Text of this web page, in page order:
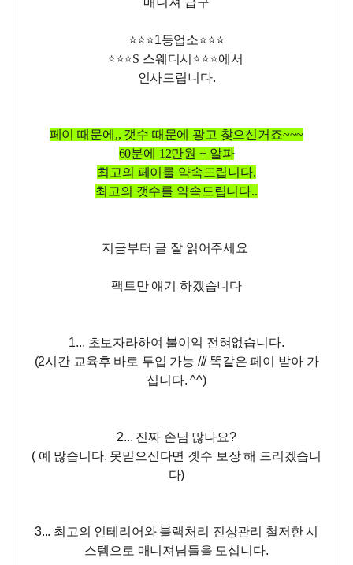
⭐️⭐️⭐️1등업소⭐️⭐️⭐️
⭐️⭐️⭐️S 스웨디시 ⭐️⭐️⭐️에서
인사드립니다.
페이 때문에,, 갯수 때문에 광고 찾으신거죠~~~
60분에 12만원 + 알파
최고의 페이를 약속드립니다.
최고의 갯수를 약속드립니다..
지금부터 글 잘 읽어주세요
팩트만 얘기 하겠습니다
1... 초보자라하여 불이익 전혀없습니다.
(2시간 교육후 바로 투입 가능 /// 똑같은 페이 받아 가
십니다. ^^)
2... 진짜 손님 많나요?
( 예 많습니다. 못믿으신다면 곗수 보장 해 드리겠습니
다)
3... 최고의 인테리어와 블랙처리 진상관리 철저한 시
스템으로 매니져님들을 모십니다.